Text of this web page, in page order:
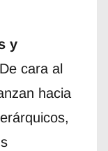
y
De cara al
hacia